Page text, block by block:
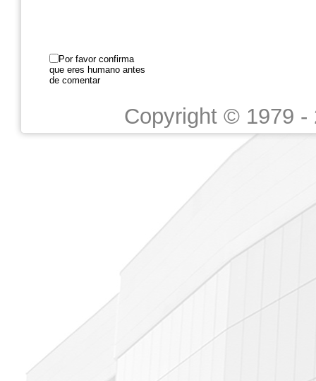
Por favor confirma
que eres humano antes
de comentar
Copyright © 1979 -